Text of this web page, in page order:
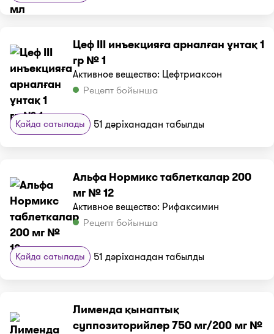
Цеф III инъекцияға арналған ұнтақ 1
гр № 1
Активное вещество: Цефтриаксон
Рецепт бойынша
Қайда сатылады 51 дәріханадан табылды
Альфа Нормикс таблеткалар 200
мг № 12
Активное вещество: Рифаксимин
Рецепт бойынша
Қайда сатылады 51 дәріханадан табылды
Лименда қынаптық
суппозиторийлер 750 мг/200 мг №